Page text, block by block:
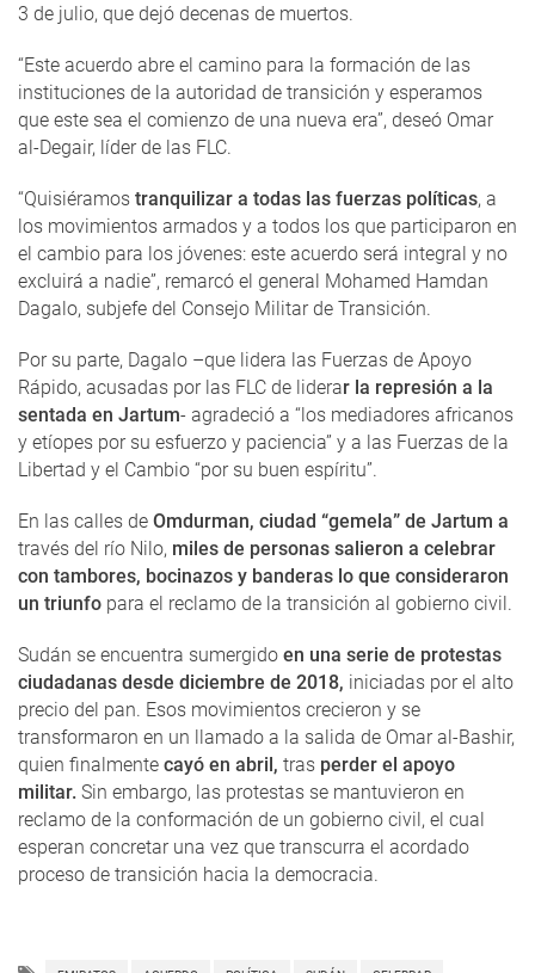
3 de julio, que dejó decenas de muertos.
“Este acuerdo abre el camino para la formación de las
instituciones de la autoridad de transición y esperamos
que este sea el comienzo de una nueva era”, deseó Omar
al-Degair, líder de las FLC.
“Quisiéramos tranquilizar a todas las fuerzas políticas, a
los movimientos armados y a todos los que participaron en
el cambio para los jóvenes: este acuerdo será integral y no
excluirá a nadie”, remarcó el general Mohamed Hamdan
Dagalo, subjefe del Consejo Militar de Transición.
Por su parte, Dagalo –que lidera las Fuerzas de Apoyo
Rápido, acusadas por las FLC de liderar la represión a la
sentada en Jartum- agradeció a “los mediadores africanos
y etíopes por su esfuerzo y paciencia” y a las Fuerzas de la
Libertad y el Cambio “por su buen espíritu”.
En las calles de Omdurman, ciudad “gemela” de Jartum a
través del río Nilo, miles de personas salieron a celebrar
con tambores, bocinazos y banderas lo que consideraron
un triunfo para el reclamo de la transición al gobierno civil.
Sudán se encuentra sumergido en una serie de protestas
ciudadanas desde diciembre de 2018, iniciadas por el alto
precio del pan. Esos movimientos crecieron y se
transformaron en un llamado a la salida de Omar al-Bashir,
quien finalmente cayó en abril, tras perder el apoyo
militar. Sin embargo, las protestas se mantuvieron en
reclamo de la conformación de un gobierno civil, el cual
esperan concretar una vez que transcurra el acordado
proceso de transición hacia la democracia.